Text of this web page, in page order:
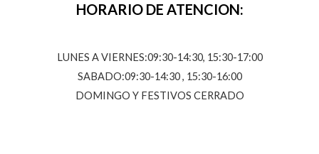
HORARIO DE ATENCION:
LUNES A VIERNES:09:30-14:30, 15:30-17:00
SABADO:09:30-14:30 , 15:30-16:00
DOMINGO Y FESTIVOS CERRADO